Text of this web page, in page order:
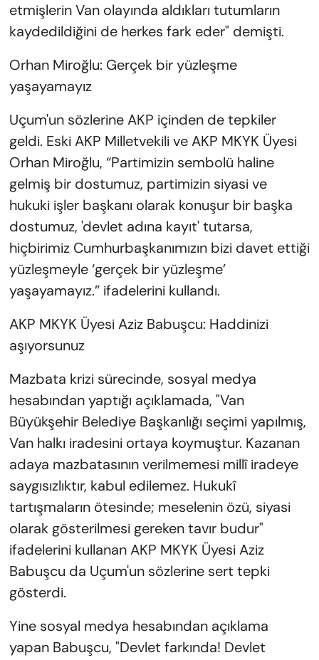
etmişlerin Van olayında aldıkları tutumların
kaydedildiğini de herkes fark eder" demişti.
Orhan Miroğlu: Gerçek bir yüzleşme
yaşayamayız
Uçum'un sözlerine AKP içinden de tepkiler
geldi. Eski AKP Milletvekili ve AKP MKYK Üyesi
Orhan Miroğlu, “Partimizin sembolü haline
gelmiş bir dostumuz, partimizin siyasi ve
hukuki işler başkanı olarak konuşur bir başka
dostumuz, 'devlet adına kayıt' tutarsa,
hiçbirimiz Cumhurbaşkanımızın bizi davet ettiği
yüzleşmeyle ‘gerçek bir yüzleşme’
yaşayamayız.” ifadelerini kullandı.
AKP MKYK Üyesi Aziz Babuşcu: Haddinizi
aşıyorsunuz
Mazbata krizi sürecinde, sosyal medya
hesabından yaptığı açıklamada, "Van
Büyükşehir Belediye Başkanlığı seçimi yapılmış,
Van halkı iradesini ortaya koymuştur. Kazanan
adaya mazbatasının verilmemesi millî iradeye
saygısızlıktır, kabul edilemez. Hukukî
tartışmaların ötesinde; meselenin özü, siyasi
olarak gösterilmesi gereken tavır budur"
ifadelerini kullanan AKP MKYK Üyesi Aziz
Babuşcu da Uçum'un sözlerine sert tepki
gösterdi.
Yine sosyal medya hesabından açıklama
yapan Babuşcu, "Devlet farkında! Devlet